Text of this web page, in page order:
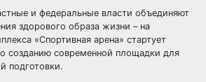
и федеральные власти объединяют
здорового образа жизни – на
«Спортивная арена» стартует
созданию современной площадки для
подготовки.